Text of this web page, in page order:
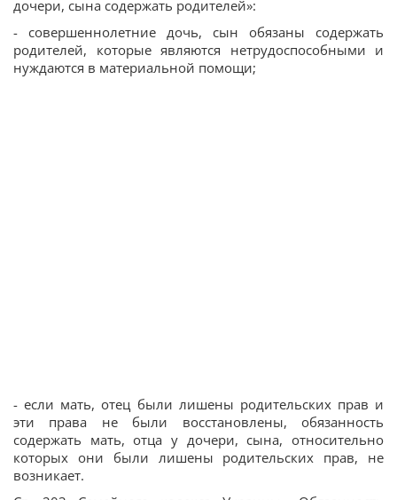
дочери, сына содержать родителей»:
- совершеннолетние дочь, сын обязаны содержать
родителей, которые являются нетрудоспособными и
нуждаются в материальной помощи;
- если мать, отец были лишены родительских прав и
эти права не были восстановлены, обязанность
содержать мать, отца у дочери, сына, относительно
которых они были лишены родительских прав, не
возникает.